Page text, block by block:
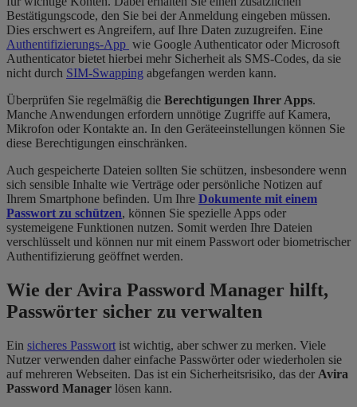
Bestätigungscode, den Sie bei der Anmeldung eingeben müssen.
Dies erschwert es Angreifern, auf Ihre Daten zuzugreifen. Eine
Authentifizierungs-App wie Google Authenticator oder Microsoft
Authenticator bietet hierbei mehr Sicherheit als SMS-Codes, da sie
nicht durch SIM-Swapping abgefangen werden kann.
Überprüfen Sie regelmäßig die Berechtigungen Ihrer Apps.
Manche Anwendungen erfordern unnötige Zugriffe auf Kamera,
Mikrofon oder Kontakte an. In den Geräteeinstellungen können Sie
diese Berechtigungen einschränken.
Auch gespeicherte Dateien sollten Sie schützen, insbesondere wenn
sich sensible Inhalte wie Verträge oder persönliche Notizen auf
Ihrem Smartphone befinden. Um Ihre Dokumente mit einem
Passwort zu schützen, können Sie spezielle Apps oder
systemeigene Funktionen nutzen. Somit werden Ihre Dateien
verschlüsselt und können nur mit einem Passwort oder biometrischer
Authentifizierung geöffnet werden.
Wie der Avira Password Manager hilft,
Passwörter sicher zu verwalten
Ein sicheres Passwort ist wichtig, aber schwer zu merken. Viele
Nutzer verwenden daher einfache Passwörter oder wiederholen sie
auf mehreren Webseiten. Das ist ein Sicherheitsrisiko, das der Avira
Password Manager lösen kann.